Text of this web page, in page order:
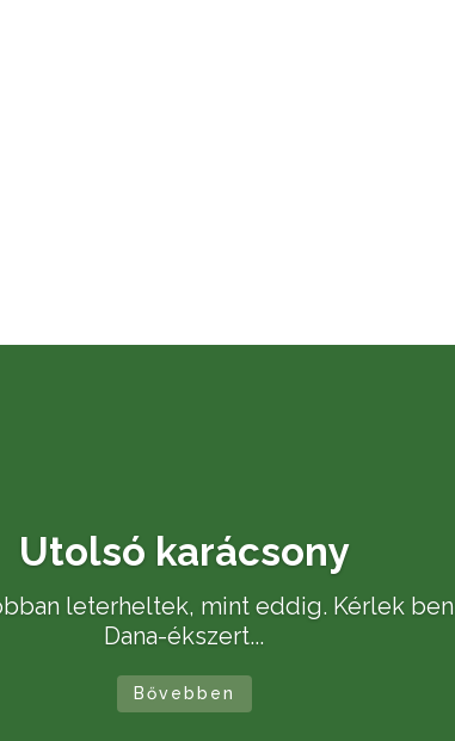
Utolsó karácsony
leterheltek, mint eddig. Kérlek
Dana-ékszert...
Bővebben